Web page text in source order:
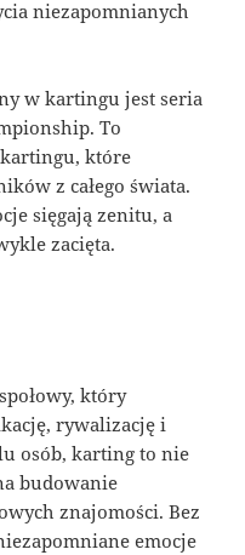
niezapomnianych
w kartingu jest seria
To
które
z całego świata.
sięgają zenitu, a
zacięta.
który
rywalizację i
osób, karting to nie
budowanie
znajomości. Bez
emocje